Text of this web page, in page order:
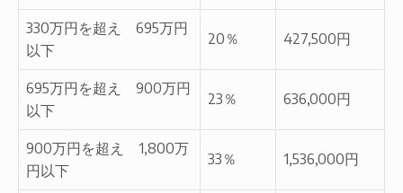
330万円を超え 695万円
以下
20％ 427,500円
695万円を超え 900万円
以下
23％ 636,000円
900万円を超え 1,800万
円以下
33％ 1,536,000円